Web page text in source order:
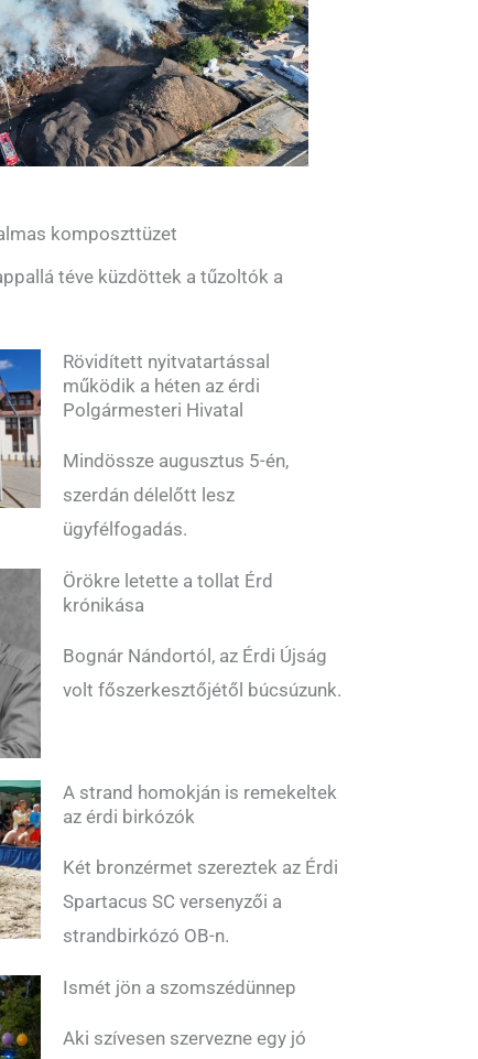
komposzttüzet
téve küzdöttek a tűzoltók a
Rövidített nyitvatartással
működik a héten az érdi
Polgármesteri Hivatal
Mindössze augusztus 5-én,
szerdán délelőtt lesz
ügyfélfogadás.
Örökre letette a tollat Érd
krónikása
Bognár Nándortól, az Érdi Újság
volt főszerkesztőjétől búcsúzunk.
A strand homokján is remekeltek
az érdi birkózók
Két bronzérmet szereztek az Érdi
Spartacus SC versenyzői a
strandbirkózó OB-n.
Ismét jön a szomszédünnep
Aki szívesen szervezne egy jó